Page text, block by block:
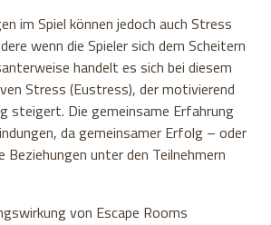
im Spiel können jedoch auch Stress
wenn die Spieler sich dem Scheitern
handelt es sich bei diesem
Stress (Eustress), der motivierend
steigert. Die gemeinsame Erfahrung
da gemeinsamer Erfolg – oder
unter den Teilnehmern
von Escape Rooms